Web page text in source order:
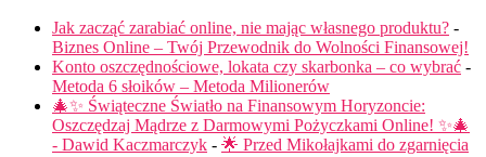
Jak zacząć zarabiać online, nie mając własnego produktu? -
Biznes Online – Twój Przewodnik do Wolności Finansowej!
Konto oszczędnościowe, lokata czy skarbonka – co wybrać -
Metoda 6 słoików – Metoda Milionerów
🎄✨ Świąteczne Światło na Finansowym Horyzoncie:
Oszczędzaj Mądrze z Darmowymi Pożyczkami Online! ✨🎄
- Dawid Kaczmarczyk - 🌟 Przed Mikołajkami do zgarnięcia